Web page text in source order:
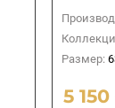
Размер:
5